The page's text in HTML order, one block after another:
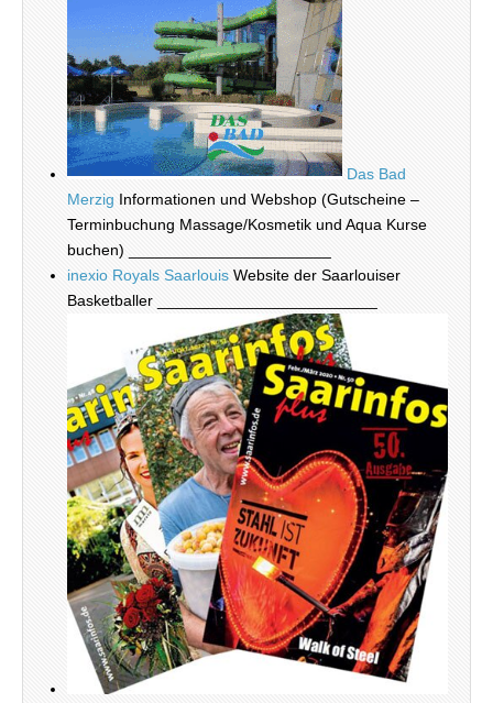
Das Bad
Merzig Informationen und Webshop (Gutscheine –
Terminbuchung Massage/Kosmetik und Aqua Kurse
buchen) _______________________
inexio Royals Saarlouis Website der Saarlouiser
Basketballer _________________________